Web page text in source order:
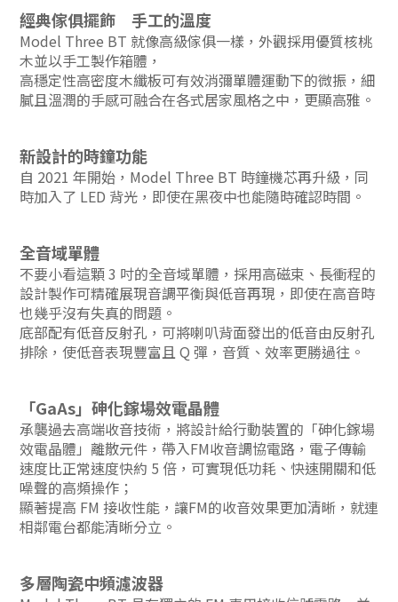
經典傢俱擺飾 手工的溫度
Model Three BT 就像高級傢俱一樣，外觀採用優質核桃
木並以手工製作箱體，
高穩定性高密度木纖板可有效消彌單體運動下的微振，細
膩且溫潤的手感可融合在各式居家風格之中，更顯高雅。
新設計的時鐘功能
自 2021 年開始，Model Three BT 時鐘機芯再升級，同
時加入了 LED 背光，即使在黑夜中也能隨時確認時間。
全音域單體
不要小看這顆 3 吋的全音域單體，採用高磁束、長衝程的
設計製作可精確展現音調平衡與低音再現，即使在高音時
也幾乎沒有失真的問題。
底部配有低音反射孔，可將喇叭背面發出的低音由反射孔
排除，使低音表現豐富且 Q 彈，音質、效率更勝過往。
「GaAs」砷化鎵場效電晶體
承襲過去高端收音技術，將設計給行動裝置的「砷化鎵場
效電晶體」離散元件，帶入FM收音調協電路，電子傳輸
速度比正常速度快約 5 倍，可實現低功耗、快速開關和低
噪聲的高頻操作；
顯著提高 FM 接收性能，讓FM的收音效果更加清晰，就連
相鄰電台都能清晰分立。
多層陶瓷中頻濾波器